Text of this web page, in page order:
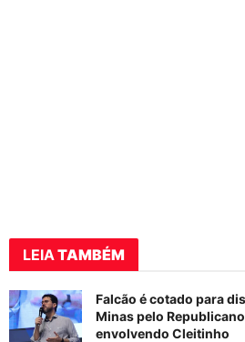
LEIA TAMBÉM
Falcão é cotado para
Minas pelo
envolvendo Cleitinho